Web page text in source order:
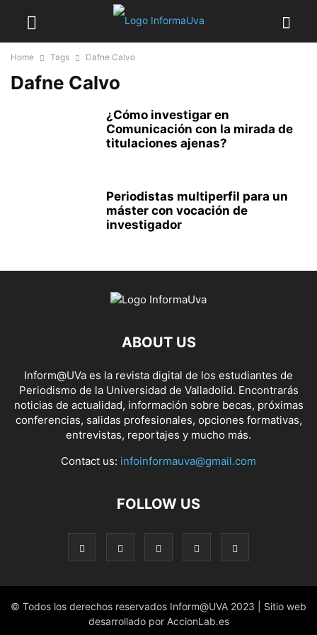
Home Tags Dafne Calvo
Dafne Calvo
¿Cómo investigar en
Comunicación con la mirada de
titulaciones ajenas?
Periodistas multiperfil para un
máster con vocación de
investigador
ABOUT US
Inform@UVa es la revista digital de los estudiantes de
Periodismo de la Universidad de Valladolid. Encontrarás
noticias de actualidad, información sobre becas, próximas
conferencias, salidas profesionales, opciones formativas,
entrevistas, reportajes y mucho más.
Contact us: infoinformauva@gmail.com
FOLLOW US
© Todos los derechos reservados Inform@UVA 2023 | Sitio web
desarrollado por AccionLab.es